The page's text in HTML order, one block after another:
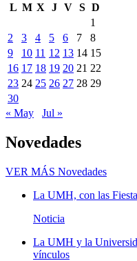
L M X J V S D
1
2
3 4 5 6 7
8
9
10 11 12 13 14 15
16 17 18 19 20 21 22
23 24 25 26 27 28 29
30
« May
Jul »
Novedades
VER MÁS Novedades
La UMH, con las
Noticia
La UMH y la
vínculos